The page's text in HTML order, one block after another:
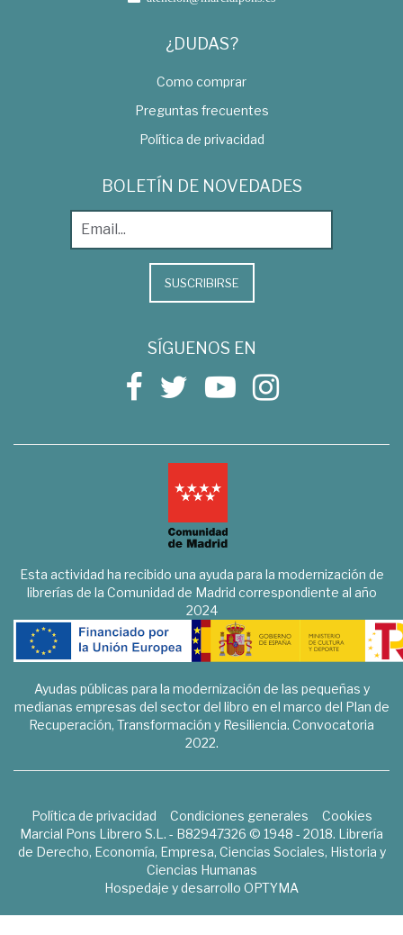
¿DUDAS?
Como comprar
Preguntas frecuentes
Política de privacidad
BOLETÍN DE NOVEDADES
SUSCRIBIRSE
SÍGUENOS EN
Esta actividad ha recibido una ayuda para la modernización de
librerías de la Comunidad de Madrid correspondiente al año
2024
Ayudas públicas para la modernización de las pequeñas y
medianas empresas del sector del libro en el marco del Plan de
Recuperación, Transformación y Resiliencia. Convocatoria
2022.
Política de privacidad Condiciones generales
Cookies
Marcial Pons Librero S.L. - B82947326 © 1948 - 2018. Librería
de Derecho, Economía, Empresa, Ciencias Sociales, Historia y
Ciencias Humanas
Hospedaje y desarrollo OPTYMA